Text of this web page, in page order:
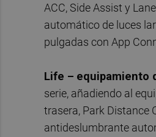
ACC, Side Assist y
automático de luces
pulgadas con App
Life – equipamiento
serie, añadiendo al
trasera, Park Distance
antideslumbrante